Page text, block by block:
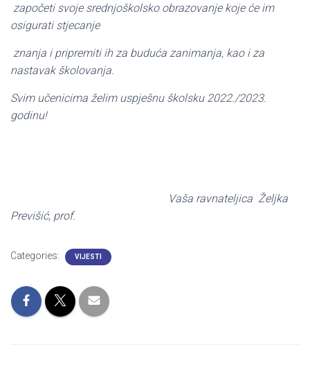
započeti svoje srednjoškolsko obrazovanje koje će im
osigurati stjecanje
znanja i pripremiti ih za buduća zanimanja, kao i za
nastavak školovanja.
Svim učenicima želim uspješnu školsku 2022./2023.
godinu!
Vaša ravnateljica Željka
Previšić, prof.
Categories: VIJESTI